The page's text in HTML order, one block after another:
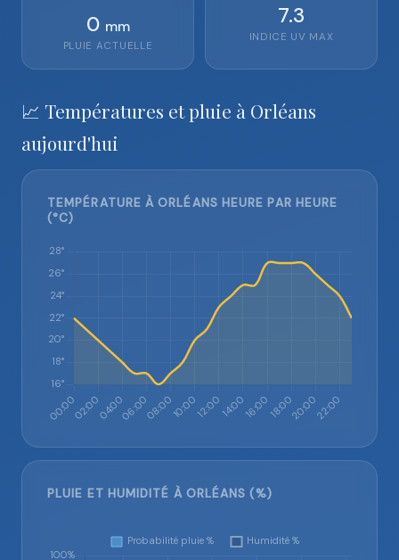
0 mm
PLUIE ACTUELLE
7.3
INDICE UV MAX
📈 Températures et pluie à Orléans
aujourd'hui
TEMPÉRATURE À ORLÉANS HEURE PAR HEURE
(°C)
PLUIE ET HUMIDITÉ À ORLÉANS (%)